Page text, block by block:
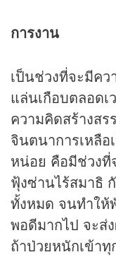
การงาน
เป็นช่วงที่จะมีค
แล่นเกือบตลอดเ
ความคิดสร้างส
จินตนาการเหลือ
หน่อย คือมีช่วงที่
ฟุ้งซ่านไร้สมาธิ
ทั้งหมด จนทำให้
พอดีมากไป จะส่
ถ้าป่วยหนักเข้าทุ